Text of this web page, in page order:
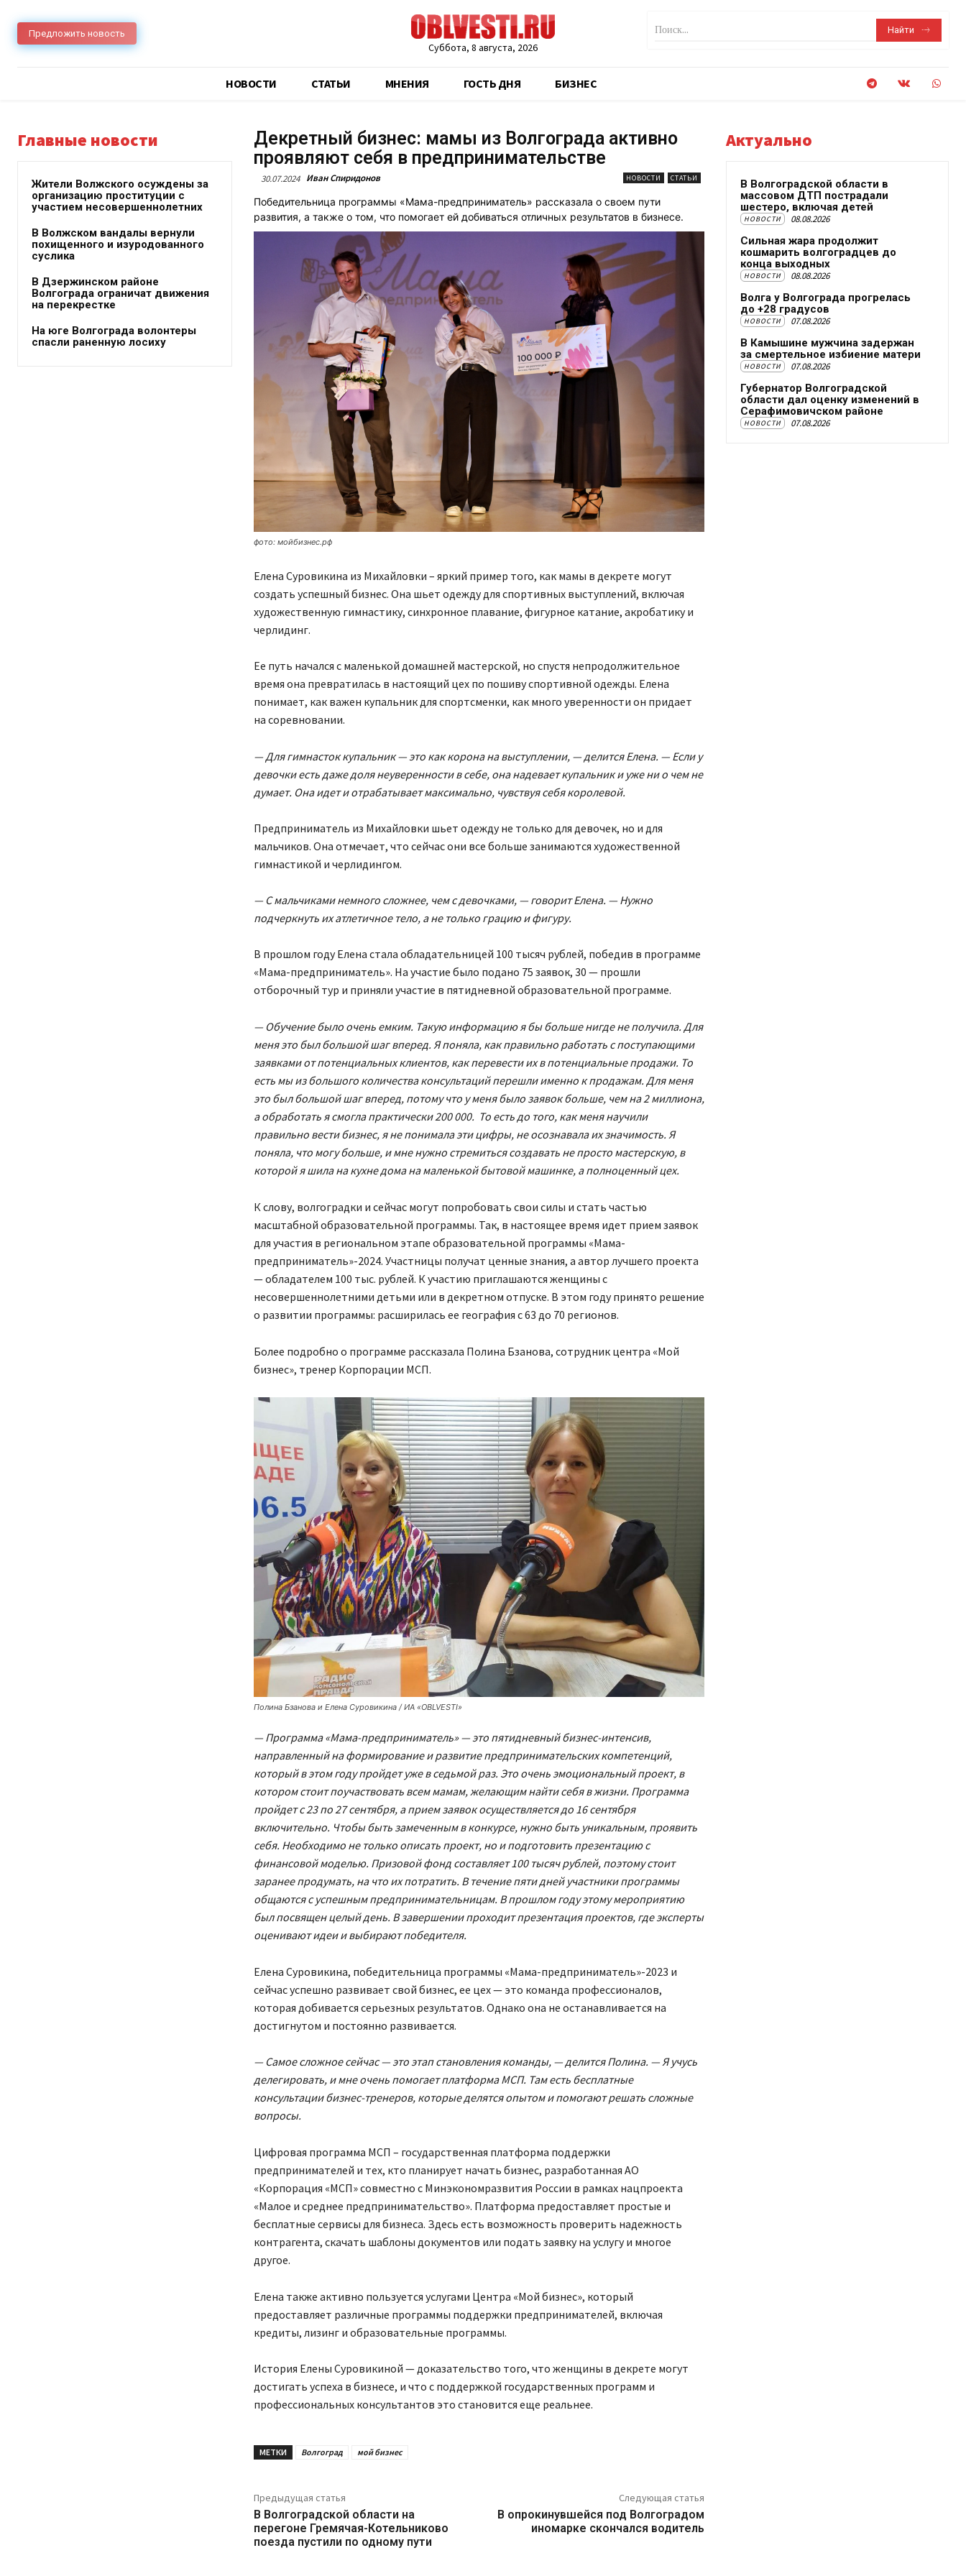
Предложить новость
Суббота, 8 августа, 2026
Поиск... Найти
НОВОСТИ CТАТЬИ МНЕНИЯ ГОСТЬ ДНЯ БИЗНЕС
Главные новости
Жители Волжского осуждены за
организацию проституции с
участием несовершеннолетних
В Волжском вандалы вернули
похищенного и изуродованного
суслика
В Дзержинском районе
Волгограда ограничат движения
на перекрестке
На юге Волгограда волонтеры
спасли раненную лосиху
Декретный бизнес: мамы из Волгограда активно
проявляют себя в предпринимательстве
30.07.2024 Иван Спиридонов НОВОСТИ СТАТЬИ
Победительница программы «Мама-предприниматель» рассказала о своем пути
развития, а также о том, что помогает ей добиваться отличных результатов в бизнесе.
фото: мойбизнес.рф
Елена Суровикина из Михайловки – яркий пример того, как мамы в декрете могут
создать успешный бизнес. Она шьет одежду для спортивных выступлений, включая
художественную гимнастику, синхронное плавание, фигурное катание, акробатику и
черлидинг.
Ее путь начался с маленькой домашней мастерской, но спустя непродолжительное
время она превратилась в настоящий цех по пошиву спортивной одежды. Елена
понимает, как важен купальник для спортсменки, как много уверенности он придает
на соревновании.
— Для гимнасток купальник — это как корона на выступлении, — делится Елена. — Если у
девочки есть даже доля неуверенности в себе, она надевает купальник и уже ни о чем не
думает. Она идет и отрабатывает максимально, чувствуя себя королевой.
Предприниматель из Михайловки шьет одежду не только для девочек, но и для
мальчиков. Она отмечает, что сейчас они все больше занимаются художественной
гимнастикой и черлидингом.
— С мальчиками немного сложнее, чем с девочками, — говорит Елена. — Нужно
подчеркнуть их атлетичное тело, а не только грацию и фигуру.
В прошлом году Елена стала обладательницей 100 тысяч рублей, победив в программе
«Мама-предприниматель». На участие было подано 75 заявок, 30 — прошли
отборочный тур и приняли участие в пятидневной образовательной программе.
— Обучение было очень емким. Такую информацию я бы больше нигде не получила. Для
меня это был большой шаг вперед. Я поняла, как правильно работать с поступающими
заявками от потенциальных клиентов, как перевести их в потенциальные продажи. То
есть мы из большого количества консультаций перешли именно к продажам. Для меня
это был большой шаг вперед, потому что у меня было заявок больше, чем на 2 миллиона,
а обработать я смогла практически 200 000. То есть до того, как меня научили
правильно вести бизнес, я не понимала эти цифры, не осознавала их значимость. Я
поняла, что могу больше, и мне нужно стремиться создавать не просто мастерскую, в
которой я шила на кухне дома на маленькой бытовой машинке, а полноценный цех.
К слову, волгоградки и сейчас могут попробовать свои силы и стать частью
масштабной образовательной программы. Так, в настоящее время идет прием заявок
для участия в региональном этапе образовательной программы «Мама-
предприниматель»-2024. Участницы получат ценные знания, а автор лучшего проекта
— обладателем 100 тыс. рублей. К участию приглашаются женщины с
несовершеннолетними детьми или в декретном отпуске. В этом году принято решение
о развитии программы: расширилась ее география с 63 до 70 регионов.
Более подробно о программе рассказала Полина Бзанова, сотрудник центра «Мой
бизнес», тренер Корпорации МСП.
Полина Бзанова и Елена Суровикина / ИА «OBLVESTI»
— Программа «Мама-предприниматель» — это пятидневный бизнес-интенсив,
направленный на формирование и развитие предпринимательских компетенций,
который в этом году пройдет уже в седьмой раз. Это очень эмоциональный проект, в
котором стоит поучаствовать всем мамам, желающим найти себя в жизни. Программа
пройдет с 23 по 27 сентября, а прием заявок осуществляется до 16 сентября
включительно. Чтобы быть замеченным в конкурсе, нужно быть уникальным, проявить
себя. Необходимо не только описать проект, но и подготовить презентацию с
финансовой моделью. Призовой фонд составляет 100 тысяч рублей, поэтому стоит
заранее продумать, на что их потратить. В течение пяти дней участники программы
общаются с успешным предпринимательницам. В прошлом году этому мероприятию
был посвящен целый день. В завершении проходит презентация проектов, где эксперты
оценивают идеи и выбирают победителя.
Елена Суровикина, победительница программы «Мама-предприниматель»-2023 и
сейчас успешно развивает свой бизнес, ее цех — это команда профессионалов,
которая добивается серьезных результатов. Однако она не останавливается на
достигнутом и постоянно развивается.
— Самое сложное сейчас — это этап становления команды, — делится Полина. — Я учусь
делегировать, и мне очень помогает платформа МСП. Там есть бесплатные
консультации бизнес-тренеров, которые делятся опытом и помогают решать сложные
вопросы.
Цифровая программа МСП – государственная платформа поддержки
предпринимателей и тех, кто планирует начать бизнес, разработанная АО
«Корпорация «МСП» совместно с Минэкономразвития России в рамках нацпроекта
«Малое и среднее предпринимательство». Платформа предоставляет простые и
бесплатные сервисы для бизнеса. Здесь есть возможность проверить надежность
контрагента, скачать шаблоны документов или подать заявку на услугу и многое
другое.
Елена также активно пользуется услугами Центра «Мой бизнес», который
предоставляет различные программы поддержки предпринимателей, включая
кредиты, лизинг и образовательные программы.
История Елены Суровикиной — доказательство того, что женщины в декрете могут
достигать успеха в бизнесе, и что с поддержкой государственных программ и
профессиональных консультантов это становится еще реальнее.
МЕТКИ Волгоград мой бизнес
Предыдущая статья
В Волгоградской области на
перегоне Гремячая-Котельниково
поезда пустили по одному пути
Следующая статья
В опрокинувшейся под Волгоградом
иномарке скончался водитель
Актуально
В Волгоградской области в
массовом ДТП пострадали
шестеро, включая детей
НОВОСТИ 08.08.2026
Сильная жара продолжит
кошмарить волгоградцев до
конца выходных
НОВОСТИ 08.08.2026
Волга у Волгограда прогрелась
до +28 градусов
НОВОСТИ 07.08.2026
В Камышине мужчина задержан
за смертельное избиение матери
НОВОСТИ 07.08.2026
Губернатор Волгоградской
области дал оценку изменений в
Серафимовичском районе
НОВОСТИ 07.08.2026